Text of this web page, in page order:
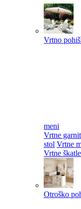
Vrtno
meni
Vrtne
stol Vrtne
Vrtne škatle
Otroško